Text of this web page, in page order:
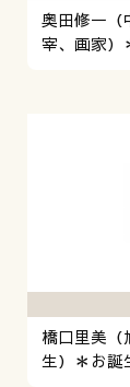
奥田修一（
宰、画家）
橋口里美（
生）＊お誕